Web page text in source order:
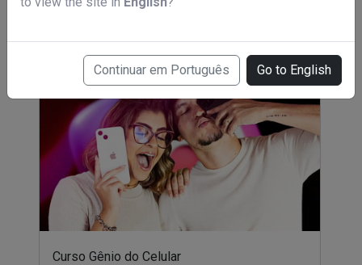
Continuar em Português Go to English
Curso Gênio do Celular